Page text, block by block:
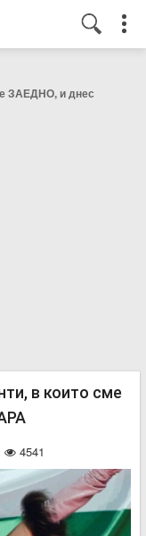
ЗАЕДНО, и днес
в които сме
4541